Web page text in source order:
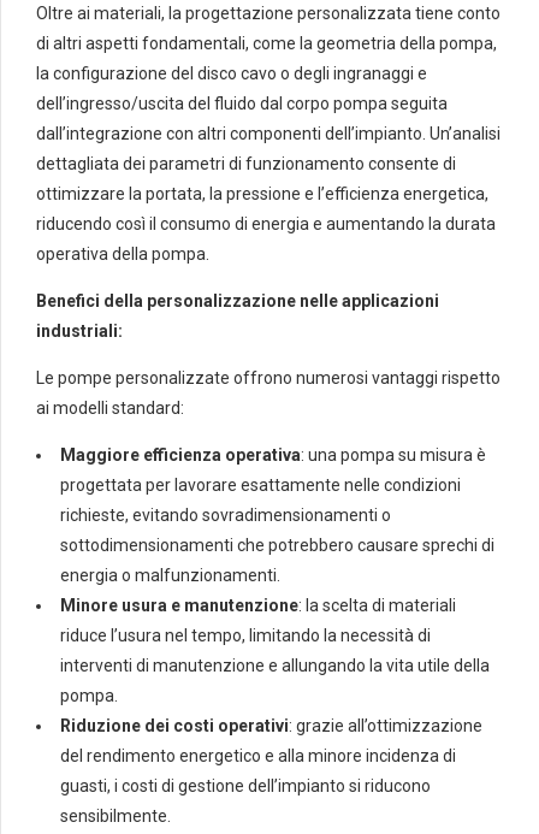
Oltre ai materiali, la progettazione personalizzata tiene conto
di altri aspetti fondamentali, come la geometria della pompa,
la configurazione del disco cavo o degli ingranaggi e
dell’ingresso/uscita del fluido dal corpo pompa seguita
dall’integrazione con altri componenti dell’impianto. Un’analisi
dettagliata dei parametri di funzionamento consente di
ottimizzare la portata, la pressione e l’efficienza energetica,
riducendo così il consumo di energia e aumentando la durata
operativa della pompa.
Benefici della personalizzazione nelle applicazioni
industriali:
Le pompe personalizzate offrono numerosi vantaggi rispetto
ai modelli standard:
Maggiore efficienza operativa: una pompa su misura è
progettata per lavorare esattamente nelle condizioni
richieste, evitando sovradimensionamenti o
sottodimensionamenti che potrebbero causare sprechi di
energia o malfunzionamenti.
Minore usura e manutenzione: la scelta di materiali
riduce l’usura nel tempo, limitando la necessità di
interventi di manutenzione e allungando la vita utile della
pompa.
Riduzione dei costi operativi: grazie all’ottimizzazione
del rendimento energetico e alla minore incidenza di
guasti, i costi di gestione dell’impianto si riducono
sensibilmente.